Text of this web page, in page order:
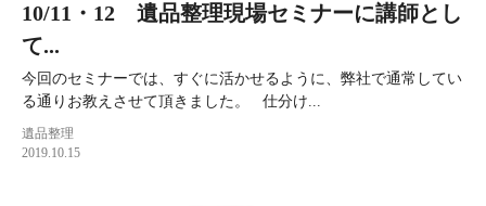
10/11・12 遺品整理現場セミナーに講師とし
て...
今回のセミナーでは、すぐに活かせるように、弊社で通常してい
る通りお教えさせて頂きました。 仕分け...
遺品整理
2019.10.15